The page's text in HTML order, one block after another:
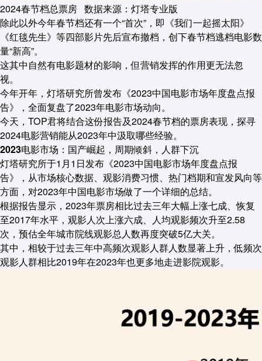
2024春节档总票房 数据来源：灯塔专业版
除此以外今年春节档还有一个“首次”，即《我们一起摇太阳》
《红毯先生》等四部影片先后宣布撤档，创下春节档逃档电影数
量“新高”。
这其中自然有电影题材的影响，但营销发挥的作用更无法忽
视。
今年开年，灯塔研究所曾发布《2023中国电影市场年度盘点报
告》，全面复盘了2023年电影市场动向。
今天，TOP君将结合这份报告及2024春节档的票房表现，探寻
2024电影营销能从2023年中汲取哪些经验。
2023电影市场：国产崛起，周期倾斜，人群下沉
灯塔研究所于1月1日发布《2023中国电影市场年度盘点报
告》，从市场核心数据、观影消费习惯、热门档期和宣发风向等
方面，对2023年中国电影市场做了一个详细的总结。
根据报告显示，2023年票房相比过去三年大幅上涨七成、恢复
至2017年水平，观影人次上涨六成、人均观影频次升至2.58
次，预估全年城市院线观影总人数再度突破5亿大关。
其中，相较于过去三年中高频次观影人群人数显著上升，低频次
观影人群相比2019年在2023年也更多地走进影院观影。